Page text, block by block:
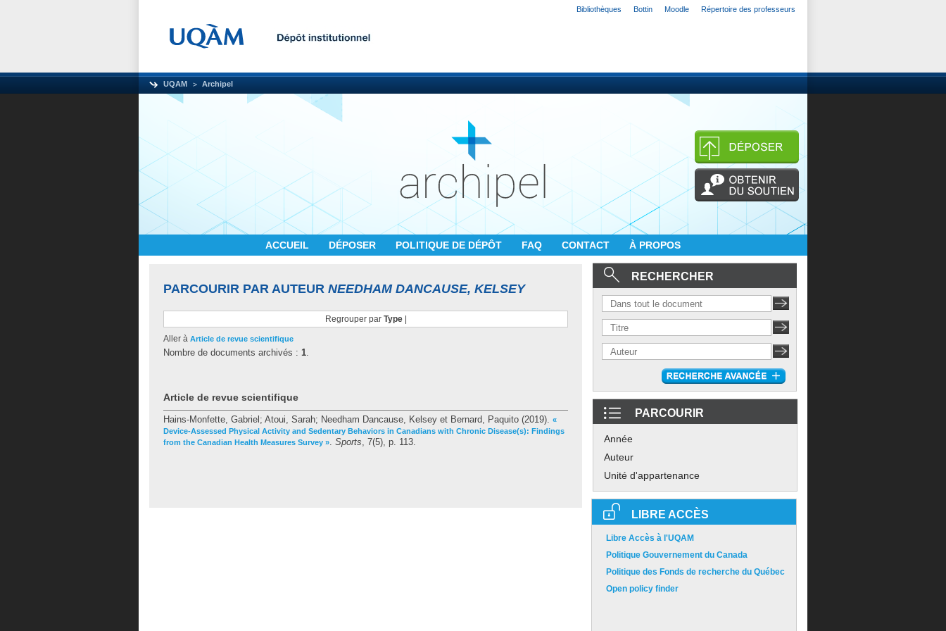
Bibliothèques Bottin Moodle Répertoire des professeurs
UQAM Archipel
ACCUEIL DÉPOSER POLITIQUE DE DÉPÔT FAQ CONTACT À PROPOS
PARCOURIR PAR AUTEUR NEEDHAM DANCAUSE, KELSEY
Regrouper par Type|
Aller à Article de revue scientifique
Nombre de documents archivés : 1.
Article de revue scientifique
Hains-Monfette, Gabriel ; Atoui, Sarah; Needham Dancause, Kelsey et Bernard, Paquito (2019). «
Device-Assessed Physical Activity and Sedentary Behaviors in Canadians with Chronic Disease(s): Findings
from the Canadian Health Measures Survey ». Sports, 7(5), p. 113.
RECHERCHER
PARCOURIR
Année
Auteur
Unité d'appartenance
LIBRE ACCÈS
Libre Accès à l'UQAM
Politique Gouvernement du Canada
Politique des Fonds de recherche du Québec
Open policy finder